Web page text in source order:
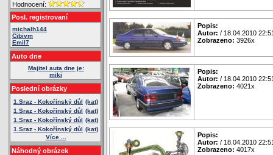
Hodnocení:
Posl. registrovaní
michalh144
Cibivm
Emil7
Auto dne
Majitel auta dne je:
miki
Poslední obrázky
1.Sraz - Kokořínský důl (kat)
1.Sraz - Kokořínský důl (kat)
1.Sraz - Kokořínský důl (kat)
1.Sraz - Kokořínský důl (kat)
Více ...
Náhodný obrázek
Popis:
Autor: / 18.04.2010
Zobrazeno: 3926x
Popis:
Autor: / 18.04.2010
Zobrazeno: 4021x
Popis:
Autor: / 18.04.2010
Zobrazeno: 4017x